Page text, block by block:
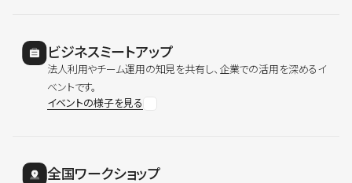
ビジネスミートアップ
法人利用やチーム運用の知見を共有し、企業での活用を深めるイ
ベントです。
イベントの様子を見る
全国ワークショップ